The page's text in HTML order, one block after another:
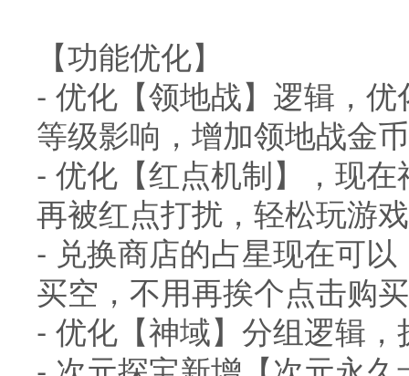
【功能优化】
- 优化【领地战】逻辑，
等级影响，增加领地战金
- 优化【红点机制】，现
再被红点打扰，轻松玩游戏
- 兑换商店的占星现在可
买空，不用再挨个点击购
- 优化【神域】分组逻辑